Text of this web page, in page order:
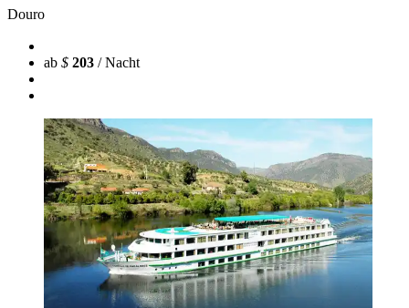
Douro
ab $ 203 / Nacht